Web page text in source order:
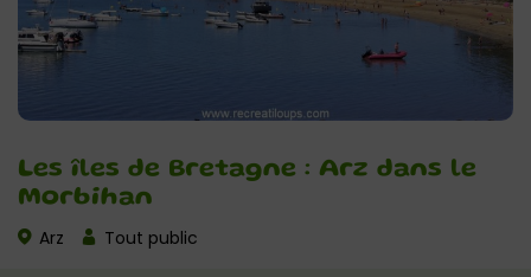
Les îles de Bretagne : Arz dans le
Morbihan
Arz Tout public